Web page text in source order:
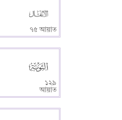
৭৫ আয়াত
১২৯
আয়াত